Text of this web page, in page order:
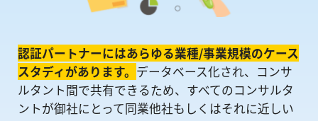
認証パートナーにはあらゆる業種/事業規模のケース
スタディがあります。 データベース化され、コンサ
ルタント間で共有できるため、すべてのコンサルタ
ントが御社にとって同業他社もしくはそれに近しい